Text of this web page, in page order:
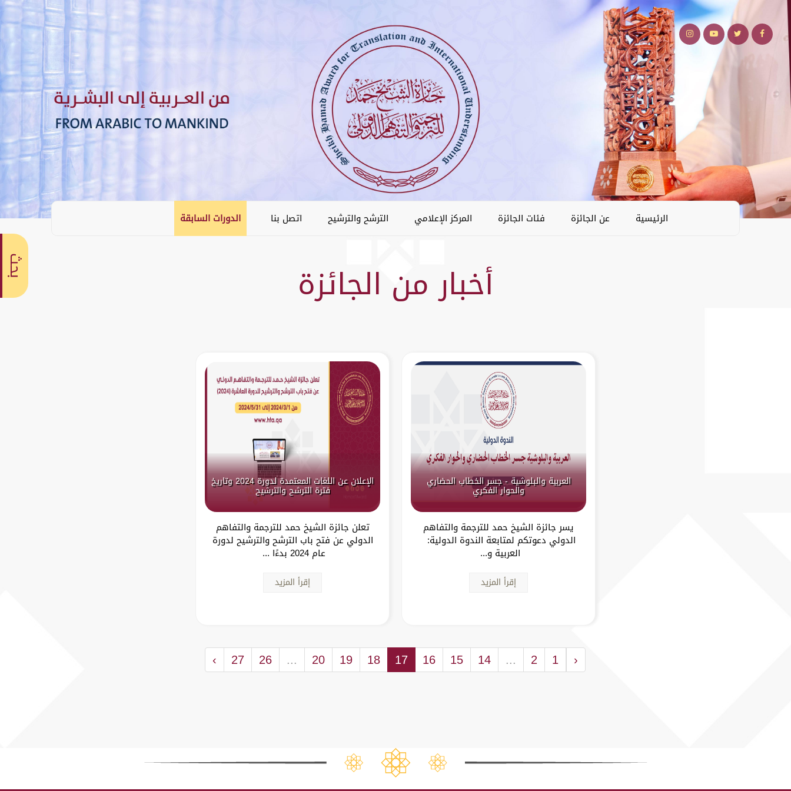
الرئيسية عن الجائزة فئات الجائزة المركز الإعلامي الترشح والترشيح اتصل بنا الدورات السابقة
أخبار من الجائزة
العربية والبلوشية - جسر الخطاب الحضاري
والحوار الفكري
يسر جائزة الشيخ حمد للترجمة والتفاهم
الدولي دعوتكم لمتابعة الندوة الدولية:
العربية و...
إقرأ المزيد
الإعلان عن اللغات المعتمدة لدورة 2024 وتاريخ
فترة الترشح والترشيح
تعلن جائزة الشيخ حمد للترجمة والتفاهم
الدولي عن فتح باب الترشح والترشيح لدورة
عام 2024 بدءًا ...
إقرأ المزيد
‹
1
2
...
14
15
16
17
18
19
20
...
26
27
›
بحث